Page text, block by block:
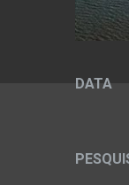
DATA